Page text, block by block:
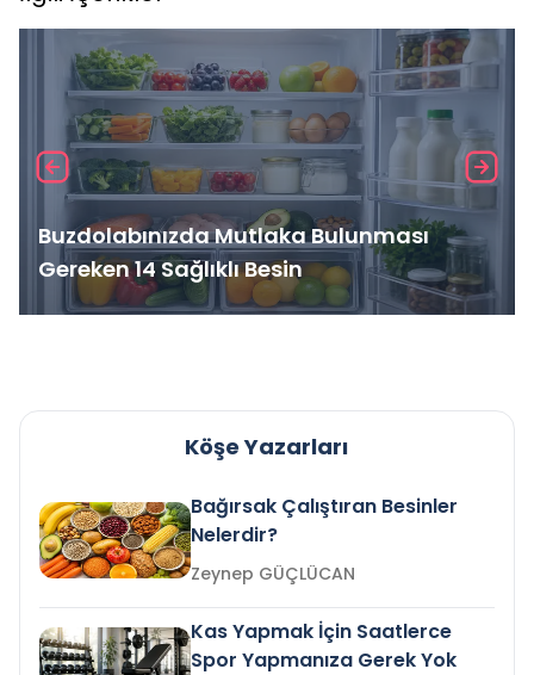
Buzdolabınızda Mutlaka Bulunması
Gereken 14 Sağlıklı Besin
Köşe Yazarları
Bağırsak Çalıştıran Besinler
Nelerdir?
Zeynep GÜÇLÜCAN
Kas Yapmak İçin Saatlerce
Spor Yapmanıza Gerek Yok